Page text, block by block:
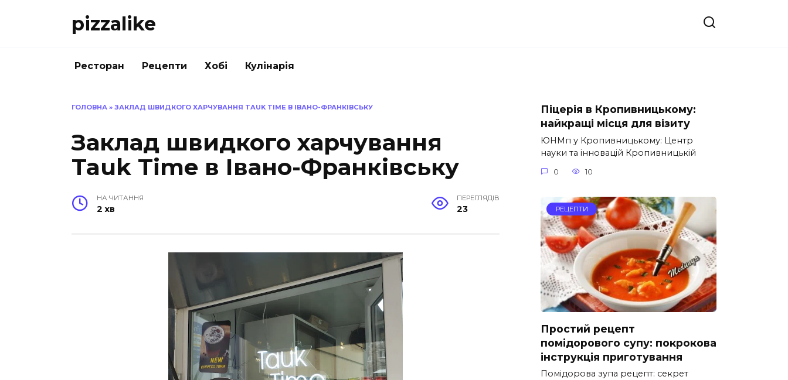
pizzalike
Ресторан Рецепти Хобі Кулінарія
ГОЛОВНА » ЗАКЛАД ШВИДКОГО ХАРЧУВАННЯ TAUK TIME В ІВАНО-ФРАНКІВСЬКУ
Заклад швидкого харчування
Tauk Time в Івано-Франківську
НА ЧИТАННЯ
2 хв
ПЕРЕГЛЯДІВ
23
Піцерія в Кропивницькому:
найкращі місця для візиту
ЮНМп у Кропивницькому: Центр
науки та інновацій Кропивницькій
0 10
РЕЦЕПТИ
Простий рецепт
помідорового супу: покрокова
інструкція приготування
Помідорова зупа рецепт: секрет